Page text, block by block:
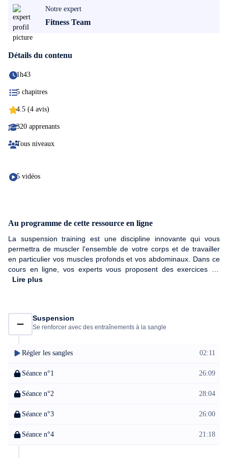
Notre expert
Fitness Team
Détails du contenu
1h43
5 chapitres
4.5 (4 avis)
320 apprenants
Tous niveaux
5 vidéos
Au programme de cette ressource en ligne
La suspension training est une discipline innovante qui vous
permettra de muscler l'ensemble de votre corps et de travailler
en particulier vos muscles profonds et vos abdominaux. Dans ce
cours en ligne, vos experts vous proposent des exercices de
renforcement musculaire avec quelques exercices
pour atteindre vos objectifs.
Lire plus
Suspension
Se renforcer avec des entraînements à la sangle
Régler les sangles 02:11
Séance n°1 26:09
Séance n°2 28:04
Séance n°3 26:00
Séance n°4 21:18